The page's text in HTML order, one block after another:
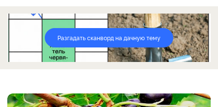
Разгадать сканворд на дачную тему